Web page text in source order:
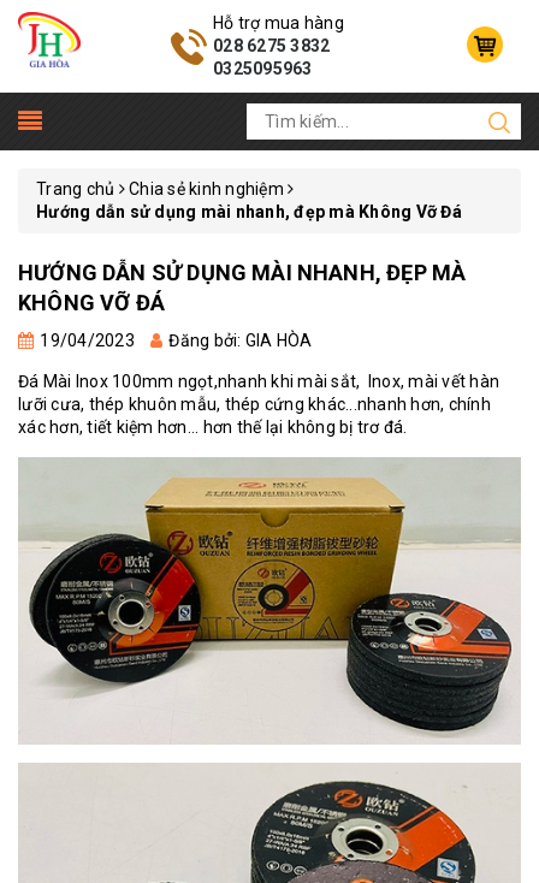
Hỗ trợ mua hàng
028 6275 3832
0325095963
Trang chủ
Chia sẻ kinh nghiệm
Hướng dẫn sử dụng mài nhanh, đẹp mà Không Vỡ Đá
HƯỚNG DẪN SỬ DỤNG MÀI NHANH, ĐẸP MÀ
KHÔNG VỠ ĐÁ
19/04/2023 Đăng bởi: GIA HÒA
Đá Mài Inox100mm ngọt,nhanh khi mài sắt, Inox, mài vết hàn
lưỡi cưa, thép khuôn mẫu, thép cứng khác...nhanh hơn, chính
xác hơn, tiết kiệm hơn... hơn thế lại không bị trơ đá.